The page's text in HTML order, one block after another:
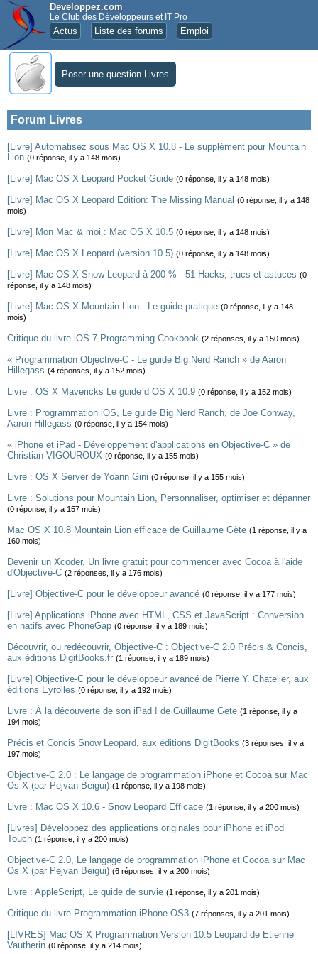
Developpez.com
Le Club des Développeurs et IT Pro
Actus Liste des forums Emploi
Poser une question Livres
Forum Livres
[Livre] Automatisez sous Mac OS X 10.8 - Le supplément pour Mountain
Lion (0 réponse, il y a 148 mois)
[Livre] Mac OS X Leopard Pocket Guide (0 réponse, il y a 148 mois)
[Livre] Mac OS X Leopard Edition: The Missing Manual (0 réponse, il y a 148
mois)
[Livre] Mon Mac & moi : Mac OS X 10.5 (0 réponse, il y a 148 mois)
[Livre] Mac OS X Leopard (version 10.5) (0 réponse, il y a 148 mois)
[Livre] Mac OS X Snow Leopard à 200 % - 51 Hacks, trucs et astuces (0
réponse, il y a 148 mois)
[Livre] Mac OS X Mountain Lion - Le guide pratique (0 réponse, il y a 148
mois)
Critique du livre iOS 7 Programming Cookbook (2 réponses, il y a 150 mois)
« Programmation Objective-C - Le guide Big Nerd Ranch » de Aaron
Hillegass (4 réponses, il y a 152 mois)
Livre : OS X Mavericks Le guide d OS X 10.9 (0 réponse, il y a 152 mois)
Livre : Programmation iOS, Le guide Big Nerd Ranch, de Joe Conway,
Aaron Hillegass (0 réponse, il y a 154 mois)
« iPhone et iPad - Développement d'applications en Objective-C » de
Christian VIGOUROUX (0 réponse, il y a 155 mois)
Livre : OS X Server de Yoann Gini (0 réponse, il y a 155 mois)
Livre : Solutions pour Mountain Lion, Personnaliser, optimiser et dépanner
(0 réponse, il y a 157 mois)
Mac OS X 10.8 Mountain Lion efficace de Guillaume Gète (1 réponse, il y a
160 mois)
Devenir un Xcoder, Un livre gratuit pour commencer avec Cocoa à l'aide
d'Objective-C (2 réponses, il y a 176 mois)
[Livre] Objective-C pour le développeur avancé (0 réponse, il y a 177 mois)
[Livre] Applications iPhone avec HTML, CSS et JavaScript : Conversion
en natifs avec PhoneGap (0 réponse, il y a 189 mois)
Découvrir, ou redécouvrir, Objective-C : Objective-C 2.0 Précis & Concis,
aux éditions DigitBooks.fr (1 réponse, il y a 189 mois)
[Livre] Objective-C pour le développeur avancé de Pierre Y. Chatelier, aux
éditions Eyrolles (0 réponse, il y a 192 mois)
Livre : À la découverte de son iPad ! de Guillaume Gete (1 réponse, il y a
194 mois)
Précis et Concis Snow Leopard, aux éditions DigitBooks (3 réponses, il y a
197 mois)
Objective-C 2.0 : Le langage de programmation iPhone et Cocoa sur Mac
Os X (par Pejvan Beigui) (1 réponse, il y a 198 mois)
Livre : Mac OS X 10.6 - Snow Leopard Efficace (1 réponse, il y a 200 mois)
[Livres] Développez des applications originales pour iPhone et iPod
Touch (1 réponse, il y a 200 mois)
Objective-C 2.0, Le langage de programmation iPhone et Cocoa sur Mac
Os X (par Pejvan Beigui) (6 réponses, il y a 200 mois)
Livre : AppleScript, Le guide de survie (1 réponse, il y a 201 mois)
Critique du livre Programmation iPhone OS3 (7 réponses, il y a 201 mois)
[LIVRES] Mac OS X Programmation Version 10.5 Leopard de Etienne
Vautherin (0 réponse, il y a 214 mois)